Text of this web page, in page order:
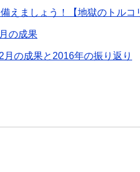
えましょう！【地獄のトルコ
の成果
月の成果と2016年の振り返り